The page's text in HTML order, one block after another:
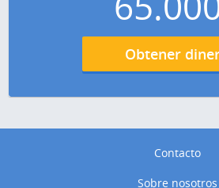
Obtener
Contacto
Sobre nosotros